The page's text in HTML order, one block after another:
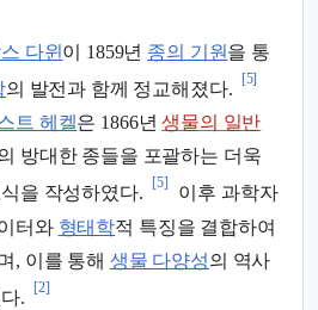
다윈 이 1859년 종의 기원을 통
의 발전과 함께 정교해졌다.
[5]
트 헤켈은 1866년생물의 일반
방대한 종들을 포괄하는 더욱
을 작성하였다.
[5]
이후 과학자
터와 형태학적 특징을 결합하여
, 이를 통해 생물 다양성의 역사
.
[2]